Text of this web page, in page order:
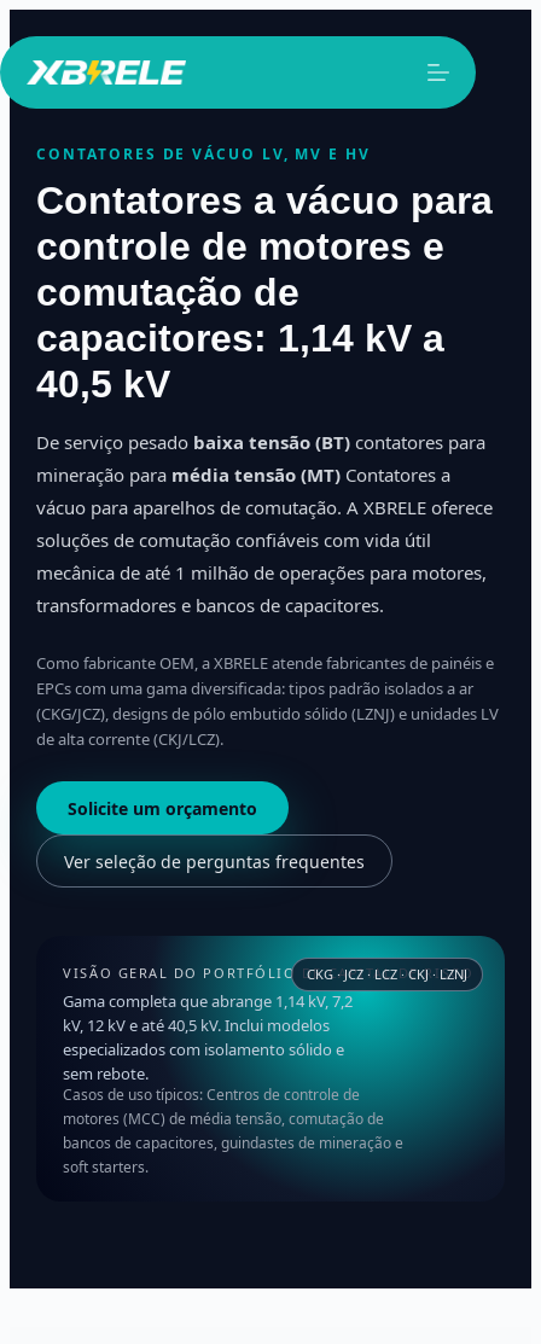
Pular
para
o
CONTATORES DE VÁCUO LV, MV E HV
Contatores a vácuo para
controle de motores e
comutação de
capacitores: 1,14 kV a
40,5 kV
De serviço pesado baixa tensão (BT) contatores para
mineração para média tensão (MT) Contatores a
vácuo para aparelhos de comutação. A XBRELE oferece
soluções de comutação confiáveis com vida útil
mecânica de até 1 milhão de operações para motores,
transformadores e bancos de capacitores.
Como fabricante OEM, a XBRELE atende fabricantes de painéis e
EPCs com uma gama diversificada: tipos padrão isolados a ar
(CKG/JCZ), designs de pólo embutido sólido (LZNJ) e unidades LV
de alta corrente (CKJ/LCZ).
Solicite um orçamento
Ver seleção de perguntas frequentes
VISÃO GERAL DO PORTFÓLIO DE CAPITAL DE RISCO
Gama completa que abrange 1,14 kV, 7,2
kV, 12 kV e até 40,5 kV. Inclui modelos
especializados com isolamento sólido e
sem rebote.
CKG · JCZ · LCZ · CKJ · LZNJ
Casos de uso típicos: Centros de controle de
motores (MCC) de média tensão, comutação de
bancos de capacitores, guindastes de mineração e
soft starters.